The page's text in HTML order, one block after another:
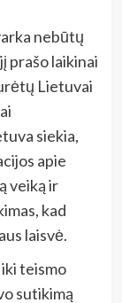
nebūtų
prašo laikinai
Lietuvai
siekia,
apie
veiką ir
kad
laisvė.
teismo
sutikimą